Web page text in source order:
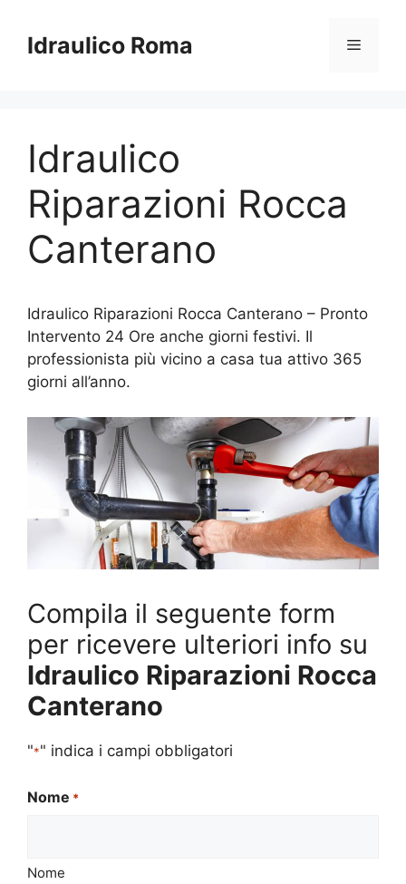
contenuto
Idraulico Roma Menu
Idraulico
Riparazioni Rocca
Canterano
Idraulico Riparazioni Rocca Canterano – Pronto
Intervento 24 Ore anche giorni festivi. Il
professionista più vicino a casa tua attivo 365
giorni all’anno.
Compila il seguente form
per ricevere ulteriori info su
Idraulico Riparazioni Rocca
Canterano
"*" indica i campi obbligatori
Nome *
Nome